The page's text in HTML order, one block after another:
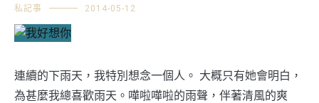
私記事 2014-05-12
連續的下雨天，我特別想念一個人。 大概只有她會明白，
為甚麼我總喜歡雨天。嘩啦嘩啦的雨聲，伴著清風的爽